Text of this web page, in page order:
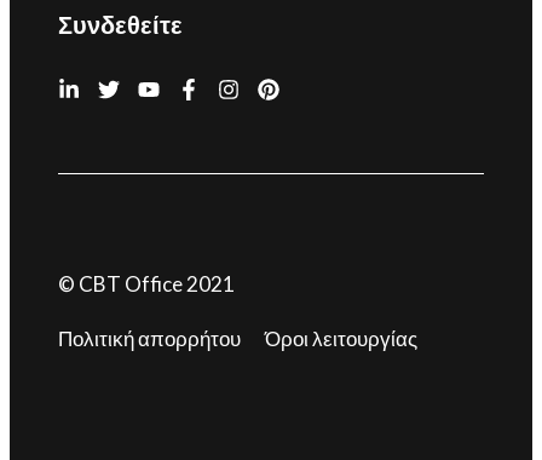
Συνδεθείτε
© CBT Office 2021
Πολιτική απορρήτου Όροι λειτουργίας